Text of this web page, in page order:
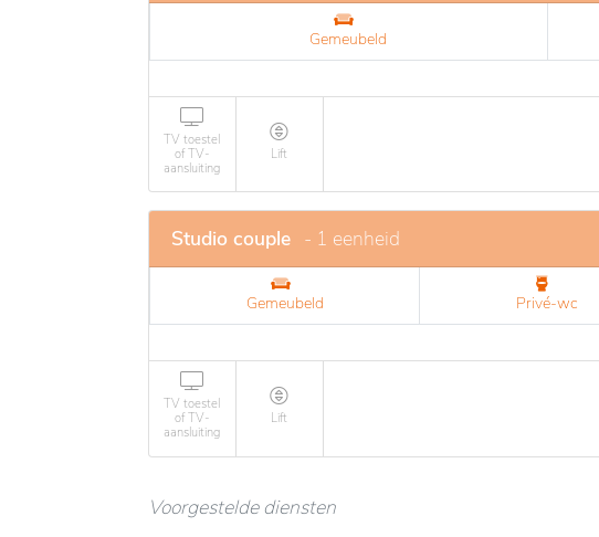
Gemeubeld
TV toestel
of TV-
aansluiting
Lift
Studio couple - 1 eenheid
Gemeubeld Privé-wc
TV toestel
of TV-
aansluiting
Lift
Voorgestelde diensten